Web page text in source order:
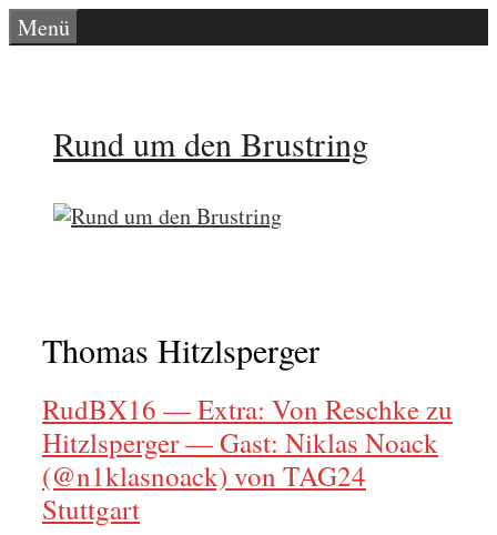
Zum
Inhalt
Menü
Rund um den Brustring
Thomas Hitzlsperger
RudBX16 — Extra: Von Reschke zu
Hitzlsperger — Gast: Niklas Noack
(@n1klasnoack) von TAG24
Stuttgart